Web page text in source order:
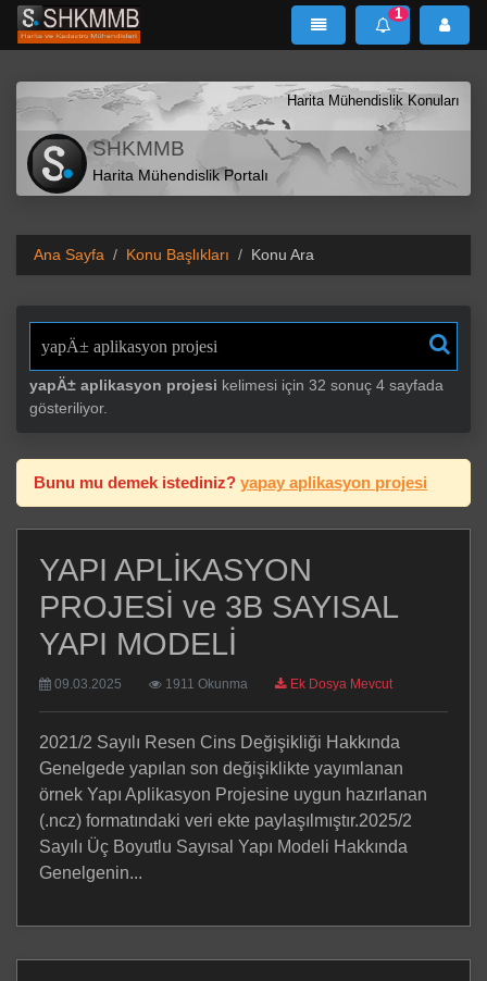
SHKMMB MenÜ Mesaj
1
Harita Mühendislik Konuları
SHKMMB
Harita Mühendislik Portalı
Ana Sayfa Konu Başlıkları Konu Ara
yapÄ± aplikasyon projesi kelimesi için 32 sonuç 4 sayfada
gösteriliyor.
Bunu mu demek istediniz? yapay aplikasyon projesi
YAPI APLİKASYON
PROJESİ ve 3B SAYISAL
YAPI MODELİ
09.03.2025 1911 Okunma Ek Dosya Mevcut
2021/2 Sayılı Resen Cins Değişikliği Hakkında
Genelgede yapılan son değişiklikte yayımlanan
örnek Yapı Aplikasyon Projesine uygun hazırlanan
(.ncz) formatındaki veri ekte paylaşılmıştır.2025/2
Sayılı Üç Boyutlu Sayısal Yapı Modeli Hakkında
Genelgenin...